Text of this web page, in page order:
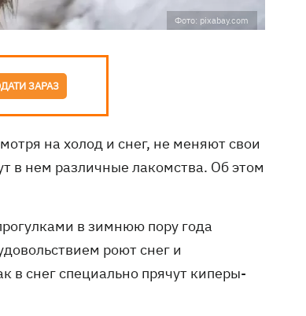
Фото: pixabay.com
ЗАРАЗ
на холод и снег, не меняют свои
в нем различные лакомства. Об этом
в зимнюю пору года
роют снег и
в снег специально прячут киперы-